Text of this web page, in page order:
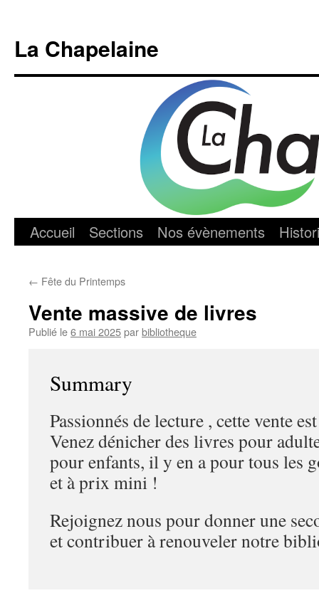
contenu
La Chapelaine
Accueil Sections Nos évènements
← Fête du Printemps
Vente massive de livres
Publié le6 mai 2025parbibliotheque
Summary
Passionnés de lecture , cette vente
Venez dénicher des livres pour
pour enfants, il y en a pour tous les
et à prix mini !
Rejoignez nous pour donner une
et contribuer à renouveler notre